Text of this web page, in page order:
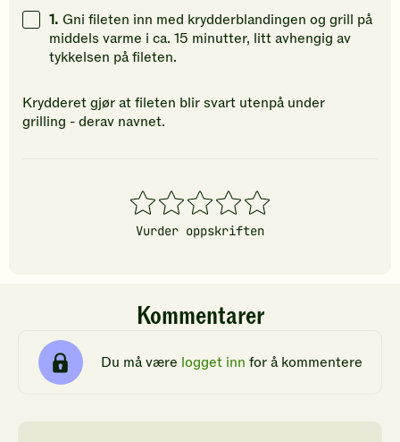
å
gi
vurdering.
å
gi
din
å
gi
din
1. Gni fileten inn med krydderblandingen og grill på
middels varme i ca. 15 minutter, litt avhengig av
tykkelsen på fileten.
Krydderet gjør at fileten blir svart utenpå under
grilling - derav navnet.
1
stjerner
2
stjerner
3
stjerner
4
stjerner
5
stjerner
Vurder oppskriften
Kommentarer
Du må være logget inn for å kommentere